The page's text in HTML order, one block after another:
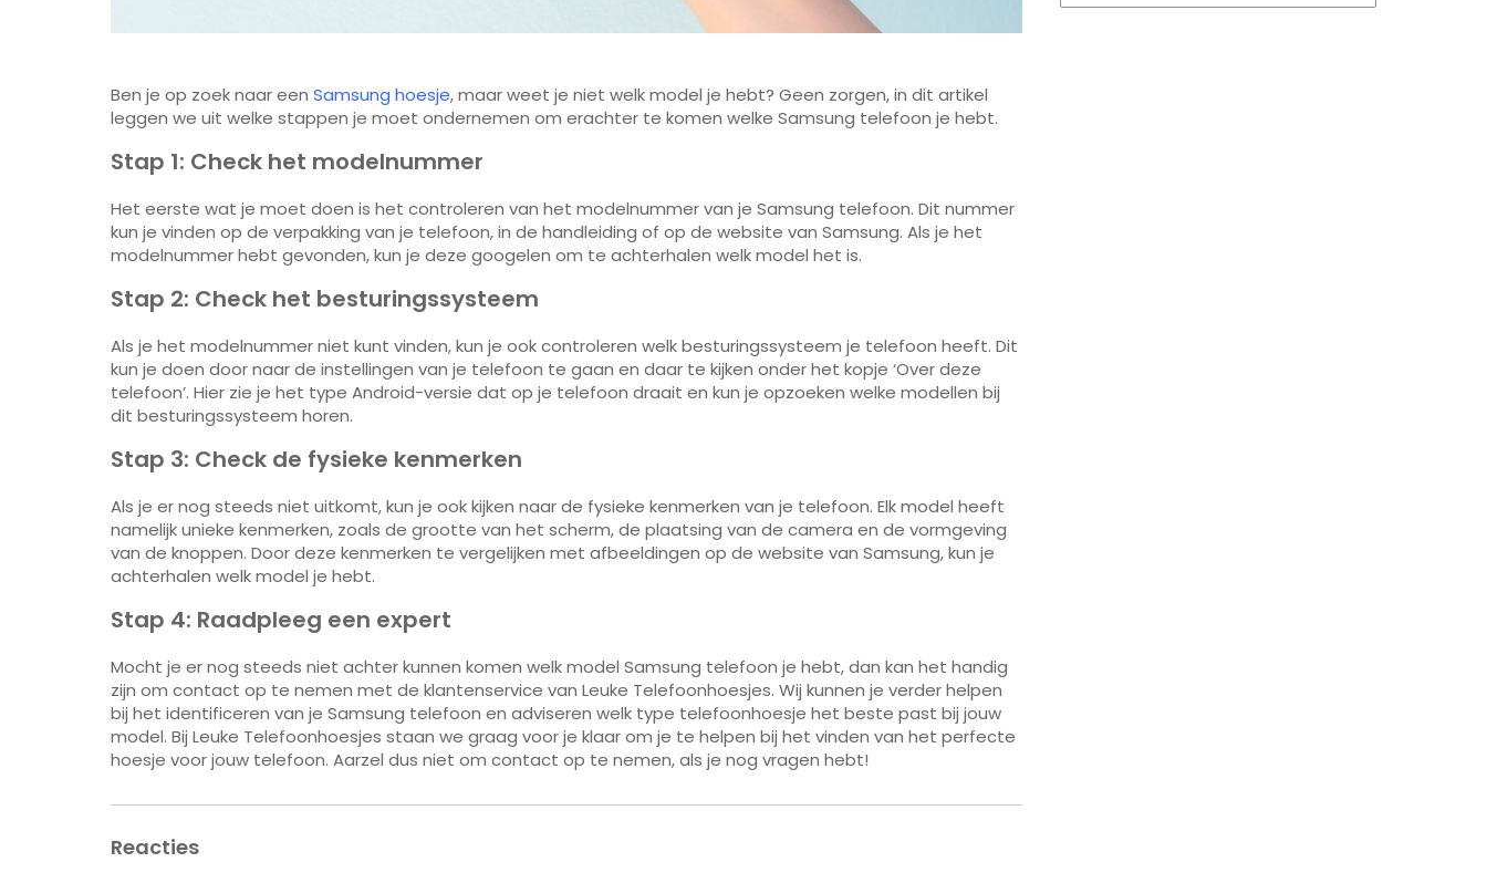
Ben je op zoek naar een Samsung hoesje, maar weet je niet welk model je hebt? Geen zorgen, in dit artikel
leggen we uit welke stappen je moet ondernemen om erachter te komen welke Samsung telefoon je hebt.
Stap 1: Check het modelnummer
Het eerste wat je moet doen is het controleren van het modelnummer van je Samsung telefoon. Dit nummer
kun je vinden op de verpakking van je telefoon, in de handleiding of op de website van Samsung. Als je het
modelnummer hebt gevonden, kun je deze googelen om te achterhalen welk model het is.
Stap 2: Check het besturingssysteem
Als je het modelnummer niet kunt vinden, kun je ook controleren welk besturingssysteem je telefoon heeft. Dit
kun je doen door naar de instellingen van je telefoon te gaan en daar te kijken onder het kopje ‘Over deze
telefoon’. Hier zie je het type Android-versie dat op je telefoon draait en kun je opzoeken welke modellen bij
dit besturingssysteem horen.
Stap 3: Check de fysieke kenmerken
Als je er nog steeds niet uitkomt, kun je ook kijken naar de fysieke kenmerken van je telefoon. Elk model heeft
namelijk unieke kenmerken, zoals de grootte van het scherm, de plaatsing van de camera en de vormgeving
van de knoppen. Door deze kenmerken te vergelijken met afbeeldingen op de website van Samsung, kun je
achterhalen welk model je hebt.
Stap 4: Raadpleeg een expert
Mocht je er nog steeds niet achter kunnen komen welk model Samsung telefoon je hebt, dan kan het handig
zijn om contact op te nemen met de klantenservice van Leuke Telefoonhoesjes. Wij kunnen je verder helpen
bij het identificeren van je Samsung telefoon en adviseren welk type telefoonhoesje het beste past bij jouw
model. Bij Leuke Telefoonhoesjes staan we graag voor je klaar om je te helpen bij het vinden van het perfecte
hoesje voor jouw telefoon. Aarzel dus niet om contact op te nemen, als je nog vragen hebt!
Reacties